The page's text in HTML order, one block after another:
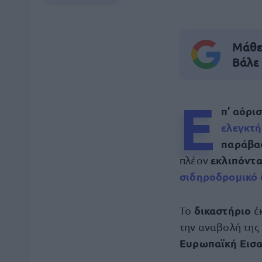
Μάθε
Ε π’
ελεγκτή
πλέον
σιδηροδρομικό
Το δικαστήριο
την αναβολή της
Ευρωπαϊκή